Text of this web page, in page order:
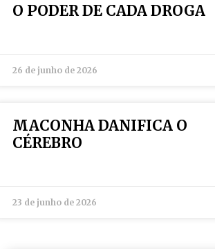
O PODER DE CADA DROGA
26 de junho de 2026
MACONHA DANIFICA O
CÉREBRO
23 de junho de 2026